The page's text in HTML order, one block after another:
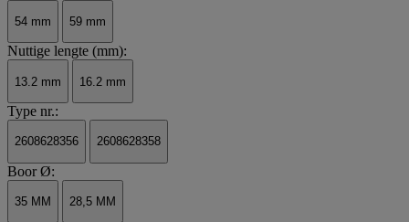
54 mm 59 mm
Nuttige lengte (mm):
13.2 mm 16.2 mm
Type nr.:
2608628356 2608628358
Boor Ø:
35 MM 28,5 MM